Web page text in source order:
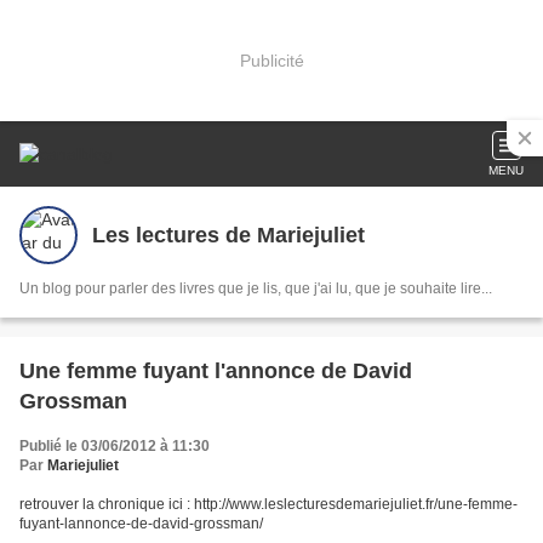
Publicité
MENU
Les lectures de Mariejuliet
Un blog pour parler des livres que je lis, que j'ai lu, que je souhaite lire...
Une femme fuyant l'annonce de David
Grossman
Publié le 03/06/2012 à 11:30
Par Mariejuliet
retrouver la chronique ici : http://www.leslecturesdemariejuliet.fr/une-femme-
fuyant-lannonce-de-david-grossman/